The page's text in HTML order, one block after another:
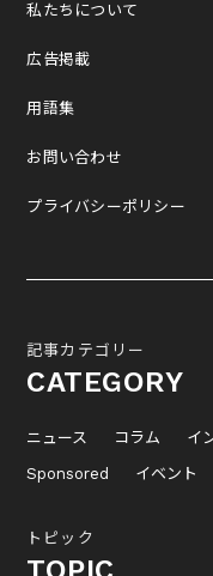
私たちについて
広告掲載
用語集
お問い合わせ
プライバシーポリシー
記事カテゴリー
CATEGORY
ニュース コラム イ
Sponsored
イベント
トピック